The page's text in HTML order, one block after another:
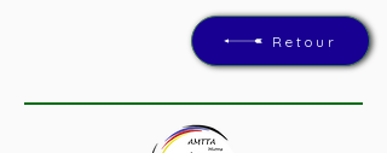
Retour